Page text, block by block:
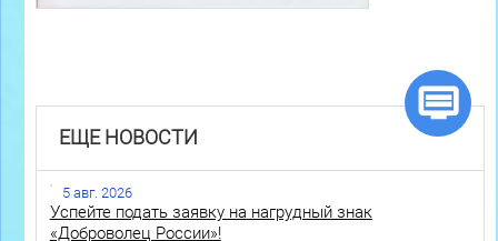
ЕЩЕ НОВОСТИ
5 авг. 2026
Успейте подать заявку на нагрудный знак
«Доброволец России»!